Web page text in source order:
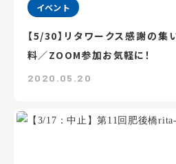
イベント
【5/30】リタワークス感謝の集
料／ZOOM参加お気軽に！
2020.05.20